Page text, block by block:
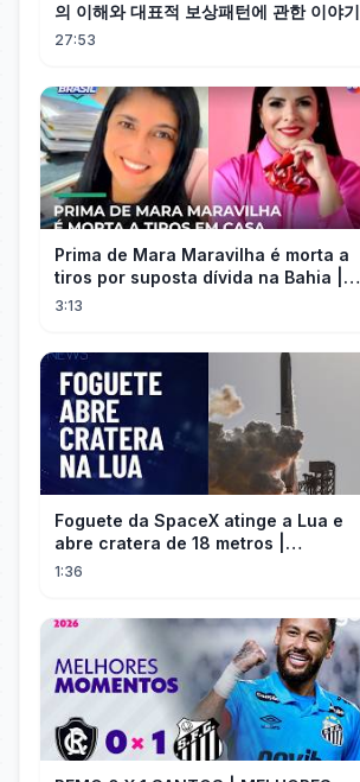
의 이해와 대표적 보상패턴에 관한 이야기
27:53
Prima de Mara Maravilha é morta a
tiros por suposta dívida na Bahia |
#SeLigaBrasil
3:13
Foguete da SpaceX atinge a Lua e
abre cratera de 18 metros |
InfoMoney News
1:36